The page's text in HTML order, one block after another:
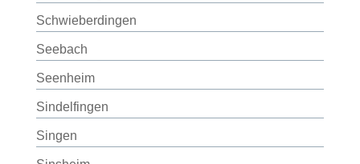
Schwieberdingen
Seebach
Seenheim
Sindelfingen
Singen